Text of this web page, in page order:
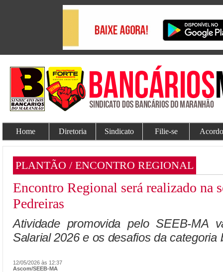
Home Diretoria Sindicato Filie-se
PLANTÃO / ENCONTRO REGIONAL
Encontro Regional será realizado na
Pedreiras
Atividade promovida pelo SEEB-MA
Salarial 2026 e os desafios da categoria
12/05/2026 às 12:37
Ascom/SEEB-MA